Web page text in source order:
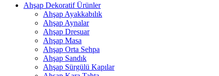
Ahşap Dekoratif Ürünler
Ahşap Ayakkabılık
Ahşap Aynalar
Ahşap Dresuar
Ahşap Masa
Ahşap Orta Sehpa
Ahşap Sandık
Ahşap Sürgülü Kapılar